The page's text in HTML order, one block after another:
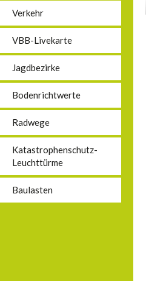
Verkehr
VBB-Livekarte
Jagdbezirke
Bodenrichtwerte
Radwege
Katastrophenschutz-
Leuchttürme
Baulasten